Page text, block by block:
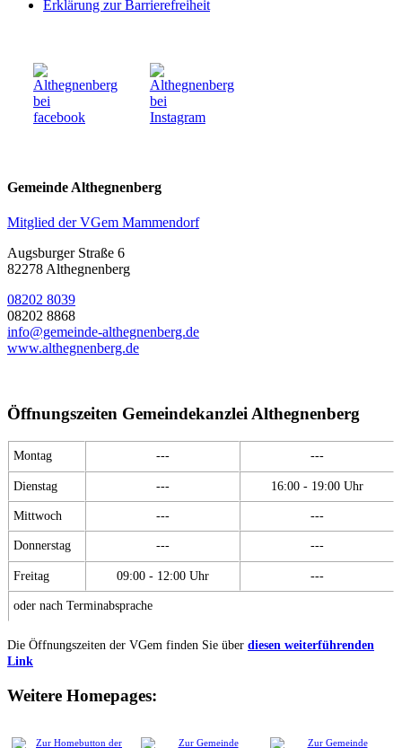
Erklärung zur Barrierefreiheit
Gemeinde Althegnenberg
Mitglied der VGem Mammendorf
Augsburger Straße 6
82278 Althegnenberg
08202 8039
08202 8868
info@gemeinde-althegnenberg.de
www.althegnenberg.de
Öffnungszeiten Gemeindekanzlei Althegnenberg
Montag --- ---
Dienstag --- 16:00 - 19:00 Uhr
Mittwoch --- ---
Donnerstag --- ---
Freitag 09:00 - 12:00 Uhr ---
oder nach Terminabsprache
Die Öffnungszeiten der VGem finden Sie über diesen weiterführenden
Link
Weitere Homepages: